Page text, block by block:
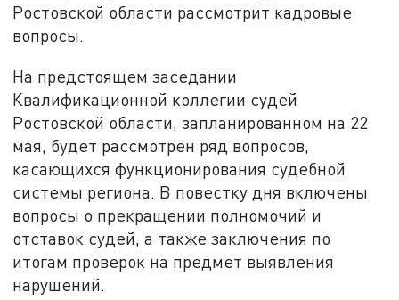
Ростовской области рассмотрит кадровые
вопросы.
На предстоящем заседании
Квалификационной коллегии судей
Ростовской области, запланированном на 22
мая, будет рассмотрен ряд вопросов,
касающихся функционирования судебной
системы региона. В повестку дня включены
вопросы о прекращении полномочий и
отставок судей, а также заключения по
итогам проверок на предмет выявления
нарушений.